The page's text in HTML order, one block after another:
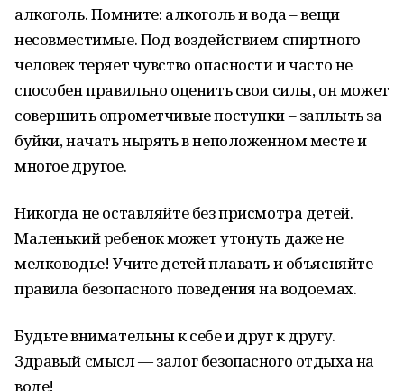
алкоголь. Помните: алкоголь и вода – вещи
несовместимые. Под воздействием спиртного
человек теряет чувство опасности и часто не
способен правильно оценить свои силы, он может
совершить опрометчивые поступки – заплыть за
буйки, начать нырять в неположенном месте и
многое другое.
Никогда не оставляйте без присмотра детей.
Маленький ребенок может утонуть даже не
мелководье! Учите детей плавать и объясняйте
правила безопасного поведения на водоемах.
Будьте внимательны к себе и друг к другу.
Здравый смысл — залог безопасного отдыха на
воде!